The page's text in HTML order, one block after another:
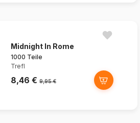
Midnight In Rome
1000 Teile
Trefl
8,46 € 9,95 €